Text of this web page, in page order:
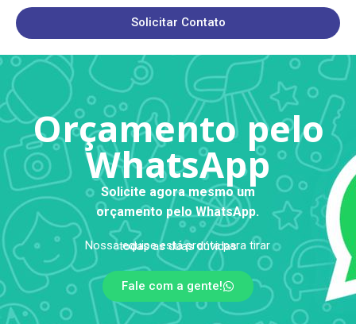
Solicitar Contato
Orçamento pelo
WhatsApp
Solicite agora mesmo um
orçamento pelo WhatsApp.
Nossa equipe está pronta para tirar todas as duas dúvidas
Fale com a gente!